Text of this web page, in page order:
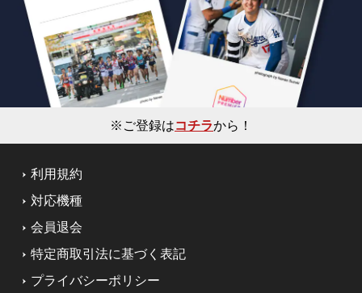
※ご登録はコチラから！
利用規約
対応機種
会員退会
特定商取引法に基づく表記
プライバシーポリシー